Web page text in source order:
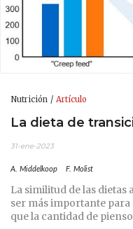
Nutrición Artículo
La dieta de
31-ene-2023
A. Middelkoop F. Molist
La similitud de las dietas
ser más importante
que la cantidad de